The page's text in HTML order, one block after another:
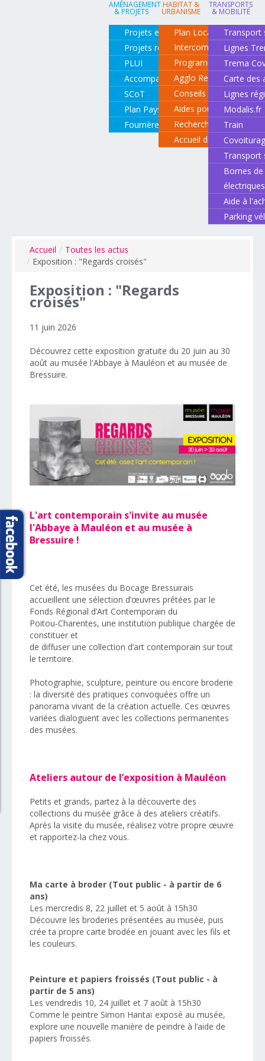
AMÉNAGEMENT
& PROJETS
Projets en cours
Projets réalisés
PLUI
Accompagnement de projets
SCoT
Plan Paysage
Fourrière animale
HABITAT &
URBANISME
Plan Local d'Urbanisme
Intercommunal
Programme local de
Agglo Renov
Conseils pour rénover
Aides pour rénover
Recherche d'un
Accueil des gens du
TRANSPORTS
& MOBILITÉ
Transport
Lignes
Trema
Carte des
Lignes
Modalis.fr
Train
Transport
Bornes
électriques
Aide à
Parking
Accueil / Toutes les actus
/ Exposition : "Regards croisés"
Exposition : "Regards
croisés"
11 juin 2026
Découvrez cette exposition gratuite du 20 juin au 30
août au musée l'Abbaye à Mauléon et au musée de
Bressuire.
L'art contemporain s'invite au musée
l'Abbaye à Mauléon et au musée à
Bressuire !
Cet été, les musées du Bocage Bressuirais
accueillent une sélection d’œuvres prêtées par le
Fonds Régional d’Art Contemporain du
Poitou‑Charentes, une institution publique chargée de
constituer et
de diffuser une collection d’art contemporain sur tout
le territoire.
Photographie, sculpture, peinture ou encore broderie
: la diversité des pratiques convoquées offre un
panorama vivant de la création actuelle. Ces œuvres
variées dialoguent avec les collections permanentes
des musées.
Ateliers autour de l’exposition à Mauléon
Petits et grands, partez à la découverte des
collections du musée grâce à des ateliers créatifs.
Après la visite du musée, réalisez votre propre œuvre
et rapportez-la chez vous.
Ma carte à broder (Tout public - à partir de 6
ans)
Les mercredis 8, 22 juillet et 5 août à 15h30
Découvre les broderies présentées au musée, puis
crée ta propre carte brodée en jouant avec les fils et
les couleurs.
Peinture et papiers froissés (Tout public - à
partir de 5 ans)
Les vendredis 10, 24 juillet et 7 août à 15h30
Comme le peintre Simon Hantaï exposé au musée,
explore une nouvelle manière de peindre à l’aide de
papiers froissés.